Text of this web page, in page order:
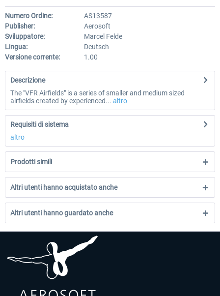
Numero Ordine:
AS13587
Publisher:
Aerosoft
Sviluppatore:
Marcel Felde
Lingua:
Deutsch
Versione corrente:
1.00
Descrizione
The "VFR Airfields" is a series of smaller and medium sized
airfields created by experienced... altro
Requisiti di sistema
altro
Prodotti simili
Altri utenti hanno acquistato anche
Altri utenti hanno guardato anche